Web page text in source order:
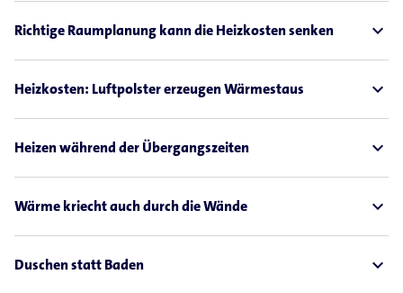
Richtige Raumplanung kann die Heizkosten senken expand_less
Heizkosten: Luftpolster erzeugen Wärmestaus expand_less
Heizen während der Übergangszeiten expand_less
Wärme kriecht auch durch die Wände expand_less
Duschen statt Baden expand_less